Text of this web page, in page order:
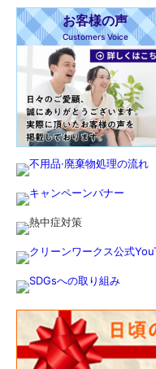
お客様の声
Customers Voice